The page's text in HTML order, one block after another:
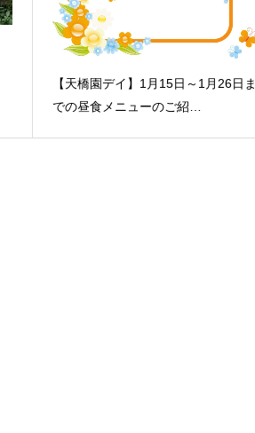
【天橋園デイ】1月15日～1月26日ま
での昼食メニューのご紹…